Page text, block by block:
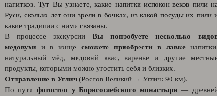
напитков. Тут Вы узнаете, какие напитки испокон веков пили
Руси, сколько лет они зрели в бочках, из какой посуды их пили
какие традиции с ними связаны.
В процессе экскурсии Вы попробуете несколько
медовухи и в конце сможете приобрести в лавке
натуральный мёд, медовый квас, варенье и другие
продукты, которыми можно угостить себя и близких.
Отправление в Углич (Ростов Великий → Углич: 90 км).
По пути фотостоп у Борисоглебского монастыря —